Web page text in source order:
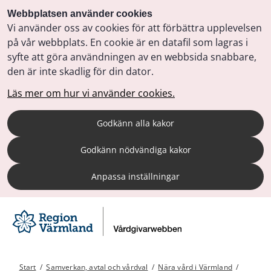
Webbplatsen använder cookies
Vi använder oss av cookies för att förbättra upplevelsen
på vår webbplats. En cookie är en datafil som lagras i
syfte att göra användningen av en webbsida snabbare,
den är inte skadlig för din dator.
Läs mer om hur vi använder cookies.
Godkänn alla kakor
Godkänn nödvändiga kakor
Anpassa inställningar
Start / Samverkan, avtal och vårdval / Nära vård i Värmland /